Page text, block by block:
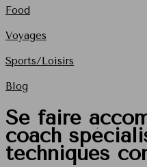
Food
Voyages
Sports/Loisirs
Blog
Se faire
coach
techniques